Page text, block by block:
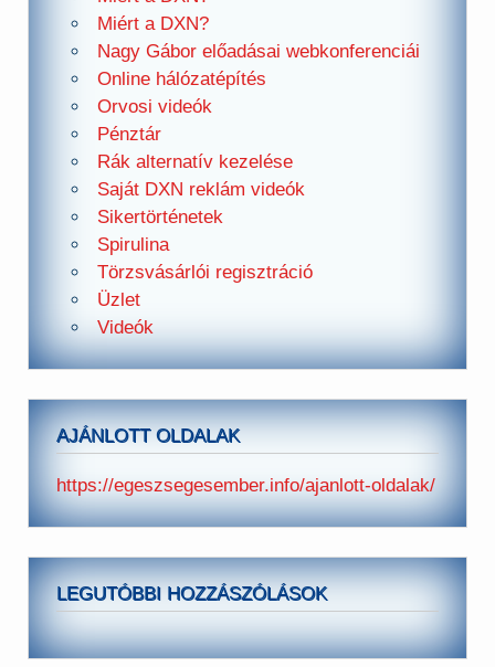
Miért a DXN?
Nagy Gábor előadásai webkonferenciái
Online hálózatépítés
Orvosi videók
Pénztár
Rák alternatív kezelése
Saját DXN reklám videók
Sikertörténetek
Spirulina
Törzsvásárlói regisztráció
Üzlet
Videók
AJÁNLOTT OLDALAK
https://egeszsegesember.info/ajanlott-oldalak/
LEGUTÓBBI HOZZÁSZÓLÁSOK